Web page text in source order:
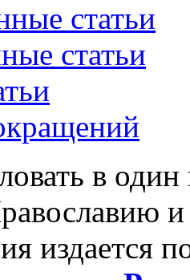
статьи
статьи
в
издается